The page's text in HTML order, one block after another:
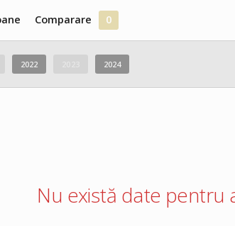
Comparare 0
2022 2024
Nu există date pentru